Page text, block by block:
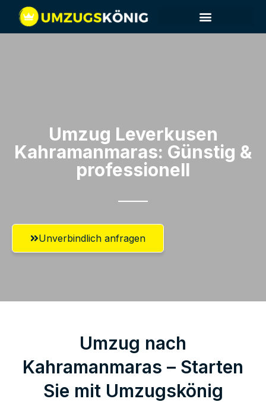
Umzug Leverkusen​
Kahramanmaras: Günstig &
professionell​
Unverbindlich anfragen
Umzug nach
Kahramanmaras – Starten
Sie mit Umzugskönig